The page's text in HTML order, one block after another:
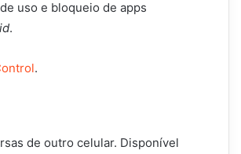
uso e bloqueio de apps
.
.
de outro celular. Disponível